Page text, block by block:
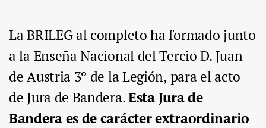
La BRILEG al completo ha formado junto
a la Enseña Nacional del Tercio D. Juan
de Austria 3º de la Legión, para el acto
de Jura de Bandera.Esta Jura de
Bandera es de carácter extraordinario